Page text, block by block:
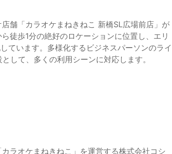
舗「カラオケまねきねこ 新橋SL広場前店」が
徒歩1分の絶好のロケーションに位置し、エリ
ています。多様化するビジネスパーソンのライ
して、多くの利用シーンに対応します。
ラオケまねきねこ」を運営する株式会社コシ